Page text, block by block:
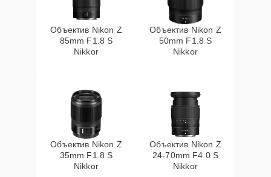
Объектив Nikon Z
85mm F1.8 S
Nikkor
Объектив Nikon Z
50mm F1.8 S
Nikkor
Объектив Nikon Z
35mm F1.8 S
Nikkor
Объектив Nikon Z
24-70mm F4.0 S
Nikkor